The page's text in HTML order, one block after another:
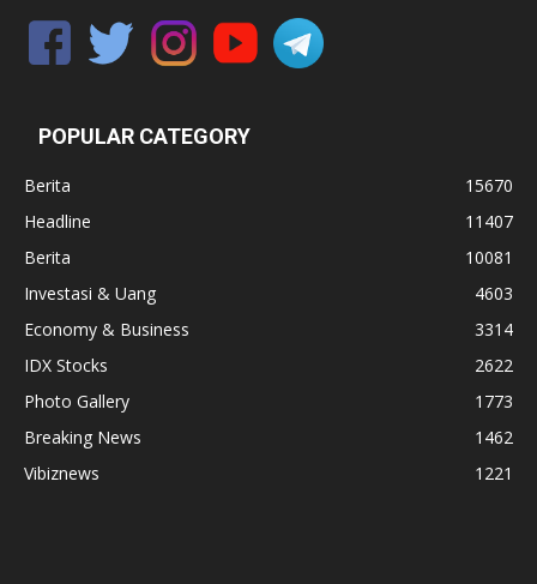
POPULAR CATEGORY
Berita
15670
Headline
11407
Berita
10081
Investasi & Uang
4603
Economy & Business
3314
IDX Stocks
2622
Photo Gallery
1773
Breaking News
1462
Vibiznews
1221